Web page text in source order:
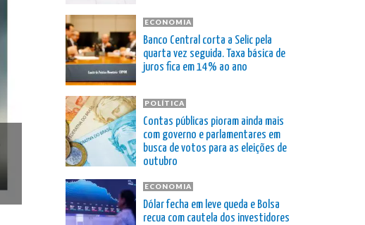
ECONOMIA
Banco Central corta a Selic pela
quarta vez seguida. Taxa básica de
juros fica em 14% ao ano
POLÍTICA
Contas públicas pioram ainda mais
com governo e parlamentares em
busca de votos para as eleições de
outubro
ECONOMIA
Dólar fecha em leve queda e Bolsa
recua com cautela dos investidores